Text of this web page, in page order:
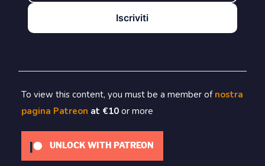
Iscriviti
To view this content, you must be a member of nostra
pagina Patreon at €10 or more
UNLOCK WITH PATREON